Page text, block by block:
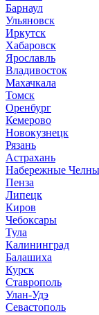
Барнаул
Ульяновск
Иркутск
Хабаровск
Ярославль
Владивосток
Махачкала
Томск
Оренбург
Кемерово
Новокузнецк
Рязань
Астрахань
Набережные Челны
Пенза
Липецк
Киров
Чебоксары
Тула
Калининград
Балашиха
Курск
Ставрополь
Улан-Удэ
Севастополь